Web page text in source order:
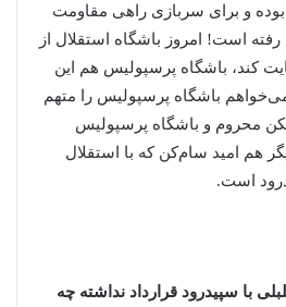
بوده و برای سربازی راهی مقاومت
است! امروز باشگاه استقلال از
کند، باشگاه پرسپولیس هم این
باشگاه پرسپولیس را متهم
محروم و باشگاه پرسپولیس
هم امید سام‌کن که با استقلال
است.
با سپیدرود قرارداد نداشته چه